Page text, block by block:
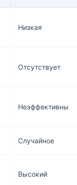
Низкая
Отсутствует
Неэффективны
Случайное
Высокий